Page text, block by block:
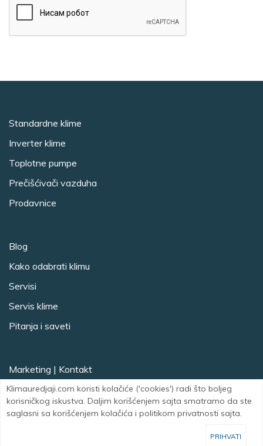
Klimauredjaji.com koristi kolačiće ('cookies') radi što boljeg
korisničkog iskustva. Daljim korišćenjem sajta smatramo da ste
saglasni sa korišćenjem kolačića i politikom privatnosti sajta.
PRIHVATI
Standardne klime
Inverter klime
Toplotne pumpe
Prečišćivači vazduha
Prodavnice
Blog
Kako odabrati klimu
Servisi
Servis klime
Pitanja i saveti
Marketing | Kontakt
FacebookInstagram